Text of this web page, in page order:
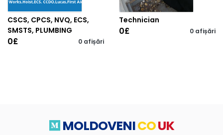
CSCS, CPCS, NVQ, ECS,
SMSTS, PLUMBING
0£ 0 afișări
Technician
0£ 0 afișări
MOLDOVENICOUK